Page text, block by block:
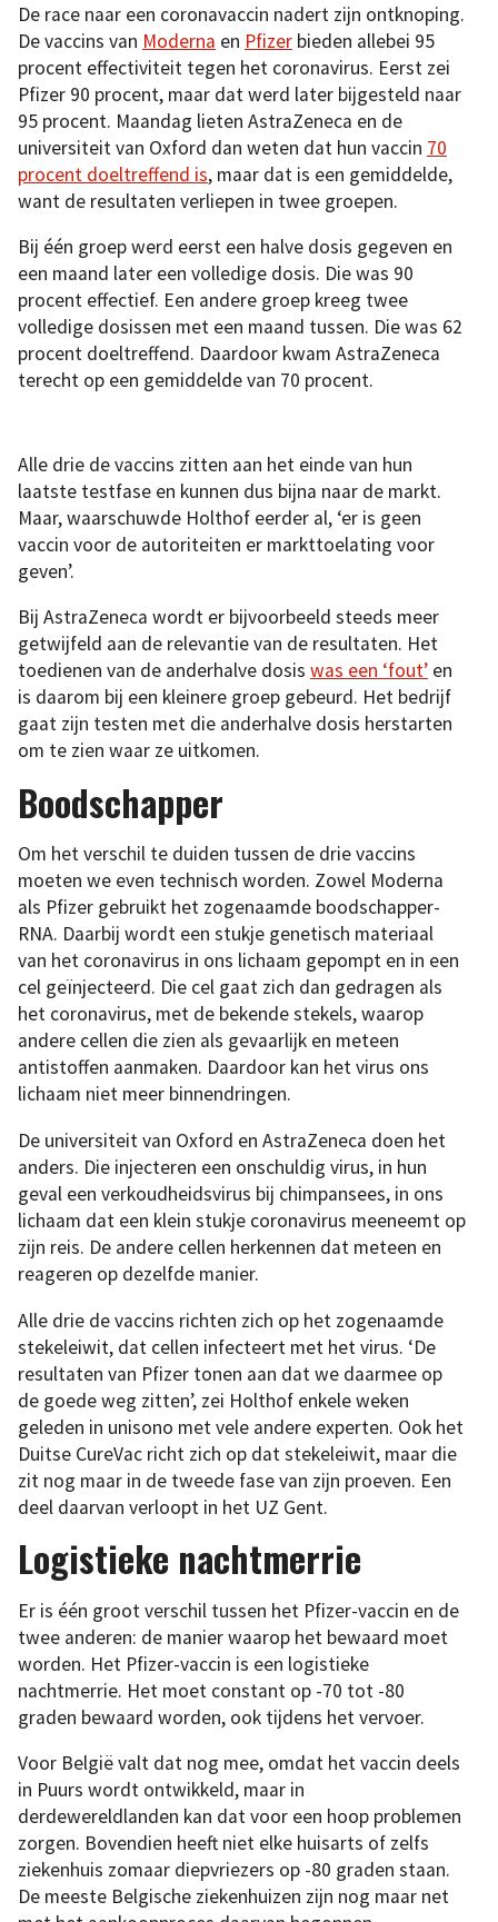
De race naar een coronavaccin nadert zijn ontknoping.
De vaccins van Moderna en Pfizer bieden allebei 95
procent effectiviteit tegen het coronavirus. Eerst zei
Pfizer 90 procent, maar dat werd later bijgesteld naar
95 procent. Maandag lieten AstraZeneca en de
universiteit van Oxford dan weten dat hun vaccin 70
procent doeltreffend is, maar dat is een gemiddelde,
want de resultaten verliepen in twee groepen.
Bij één groep werd eerst een halve dosis gegeven en
een maand later een volledige dosis. Die was 90
procent effectief. Een andere groep kreeg twee
volledige dosissen met een maand tussen. Die was 62
procent doeltreffend. Daardoor kwam AstraZeneca
terecht op een gemiddelde van 70 procent.
Alle drie de vaccins zitten aan het einde van hun
laatste testfase en kunnen dus bijna naar de markt.
Maar, waarschuwde Holthof eerder al, ‘er is geen
vaccin voor de autoriteiten er markttoelating voor
geven’.
Bij AstraZeneca wordt er bijvoorbeeld steeds meer
getwijfeld aan de relevantie van de resultaten. Het
toedienen van de anderhalve dosis was een ‘fout’ en
is daarom bij een kleinere groep gebeurd. Het bedrijf
gaat zijn testen met die anderhalve dosis herstarten
om te zien waar ze uitkomen.
Boodschapper
Om het verschil te duiden tussen de drie vaccins
moeten we even technisch worden. Zowel Moderna
als Pfizer gebruikt het zogenaamde boodschapper-
RNA. Daarbij wordt een stukje genetisch materiaal
van het coronavirus in ons lichaam gepompt en in een
cel geïnjecteerd. Die cel gaat zich dan gedragen als
het coronavirus, met de bekende stekels, waarop
andere cellen die zien als gevaarlijk en meteen
antistoffen aanmaken. Daardoor kan het virus ons
lichaam niet meer binnendringen.
De universiteit van Oxford en AstraZeneca doen het
anders. Die injecteren een onschuldig virus, in hun
geval een verkoudheidsvirus bij chimpansees, in ons
lichaam dat een klein stukje coronavirus meeneemt op
zijn reis. De andere cellen herkennen dat meteen en
reageren op dezelfde manier.
Alle drie de vaccins richten zich op het zogenaamde
stekeleiwit, dat cellen infecteert met het virus. ‘De
resultaten van Pfizer tonen aan dat we daarmee op
de goede weg zitten’, zei Holthof enkele weken
geleden in unisono met vele andere experten. Ook het
Duitse CureVac richt zich op dat stekeleiwit, maar die
zit nog maar in de tweede fase van zijn proeven. Een
deel daarvan verloopt in het UZ Gent.
Logistieke nachtmerrie
Er is één groot verschil tussen het Pfizer-vaccin en de
twee anderen: de manier waarop het bewaard moet
worden. Het Pfizer-vaccin is een logistieke
nachtmerrie. Het moet constant op -70 tot -80
graden bewaard worden, ook tijdens het vervoer.
Voor België valt dat nog mee, omdat het vaccin deels
in Puurs wordt ontwikkeld, maar in
derdewereldlanden kan dat voor een hoop problemen
zorgen. Bovendien heeft niet elke huisarts of zelfs
ziekenhuis zomaar diepvriezers op -80 graden staan.
De meeste Belgische ziekenhuizen zijn nog maar net